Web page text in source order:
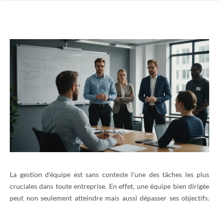
La gestion d’équipe est sans conteste l’une des tâches les plus
cruciales dans toute entreprise. En effet, une équipe bien dirigée
peut non seulement atteindre mais aussi dépasser ses objectifs.